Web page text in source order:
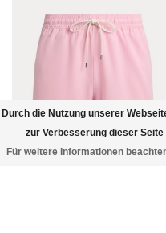
Durch die Nutzung unserer
zur Verbesserung dieser Seite
Für weitere Informationen